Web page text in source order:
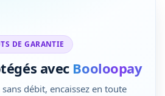
DE GARANTIE
avec Booloopay
débit, encaissez en toute